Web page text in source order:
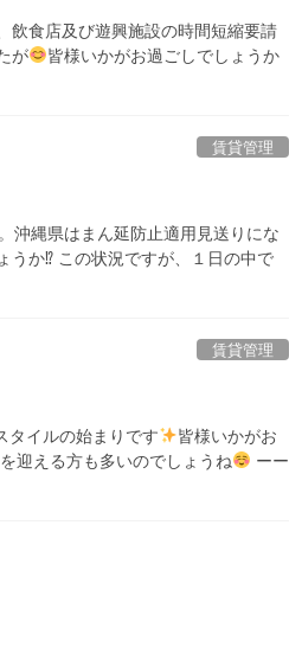
飲食店及び遊興施設の時間短縮要請
が
皆様いかがお過ごしでしょうか
賃貸管理
沖縄県はまん延防止適用見送りにな
うか⁉︎ この状況ですが、１日の中で
賃貸管理
タイルの始まりです
皆様いかがお
迎える方も多いのでしょうね
ーー